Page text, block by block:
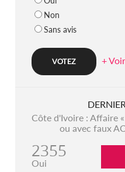
Non
Sans avis
+
Côte d'Ivoire : Affaire
ou avec faux
2355
Oui